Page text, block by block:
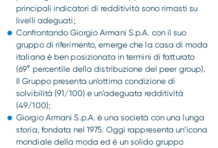
principali indicatori di redditività sono rimasti su
livelli adeguati;
Confrontando Giorgio Armani S.p.A. con il suo
gruppo di riferimento, emerge che la casa di moda
italiana è ben posizionata in termini di fatturato
(69° percentile della distribuzione del peer group).
Il Gruppo presenta un'ottima condizione di
solvibilità (91/100) e un'adeguata redditività
(49/100);
Giorgio Armani S.p.A. è una società con una lunga
storia, fondata nel 1975. Oggi rappresenta un’icona
mondiale della moda ed è un solido gruppo